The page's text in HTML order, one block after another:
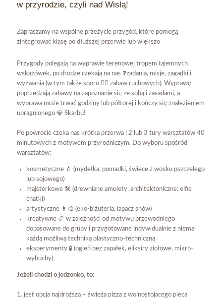
w przyrodzie, czyli nad Wisłą!
Zapraszamy na wspólne przeżycie przygód, które pomogą
zintegrować klasę po dłuższej przerwie lub większo
Przygody polegają na wyprawie terenowej tropem tajemnych
wskazówek, po drodze czekają na nas ❓zadania, misje, zagadki i
wyzwania (w tym także sporo 🏃‍♀ zabaw ruchowych). Wyprawę
poprzedzają zabawy na zapoznanie się ze sobą i zasadami, a
wyprawa może trwać godziny lub półtorej i kończy się znalezieniem
upragnionego 💎 Skarbu!
Po powrocie czeka nas krótka przerwa i 2 lub 3 tury warsztatów 40
minutowych z motywem przyrodniczym. Do wyboru spośród
warsztatów:
kosmetyczne 💄 (mydełka, pomadki, świece z wosku pszczelego
lub sojowego)
majsterkowe 🛠 (drewniane amulety, architektoniczne: elfie
chatki)
artystyczne 👩‍🎨 (eko-biżuteria, łapacz snów)
kreatywne 📿 w zależności od motywu przewodniego
dopasowane do grupy i przygotowane indywidualnie z niemal
każdą możliwą techniką plastyczno-techniczną
eksperymenty 🧪 (ogień bez zapałek, eliksiry ziołowe, mikro-
wybuchy)
Jeżeli chodzi o jedzonko, to:
1. jest opcja najdroższa – świeża pizza z wolnostojacego pieca